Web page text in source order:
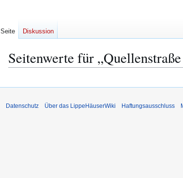
Seitenwerte für
springen
springen
Seite Diskussion
Datenschutz Über das LippeHäuserWiki Haftungsausschluss